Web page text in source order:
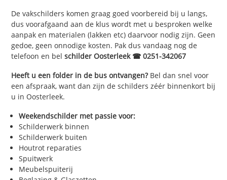
De vakschilders komen graag goed voorbereid bij u langs,
dus voorafgaand aan de klus wordt met u besproken welke
aanpak en materialen (lakken etc) daarvoor nodig zijn. Geen
gedoe, geen onnodige kosten. Pak dus vandaag nog de
telefoon en belschilder Oosterleek ☎ 0251-342067
Heeft u een folder in de bus ontvangen?Bel dan snel voor
een afspraak, want dan zijn de schilders zéér binnenkort bij
u in Oosterleek.
Weekendschilder met passie voor:
Schilderwerk binnen
Schilderwerk buiten
Houtrot reparaties
Spuitwerk
Meubelspuiterij